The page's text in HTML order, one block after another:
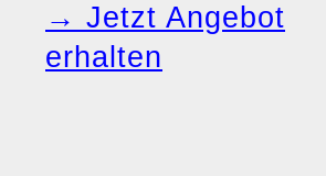
→ Jetzt Angebot
erhalten